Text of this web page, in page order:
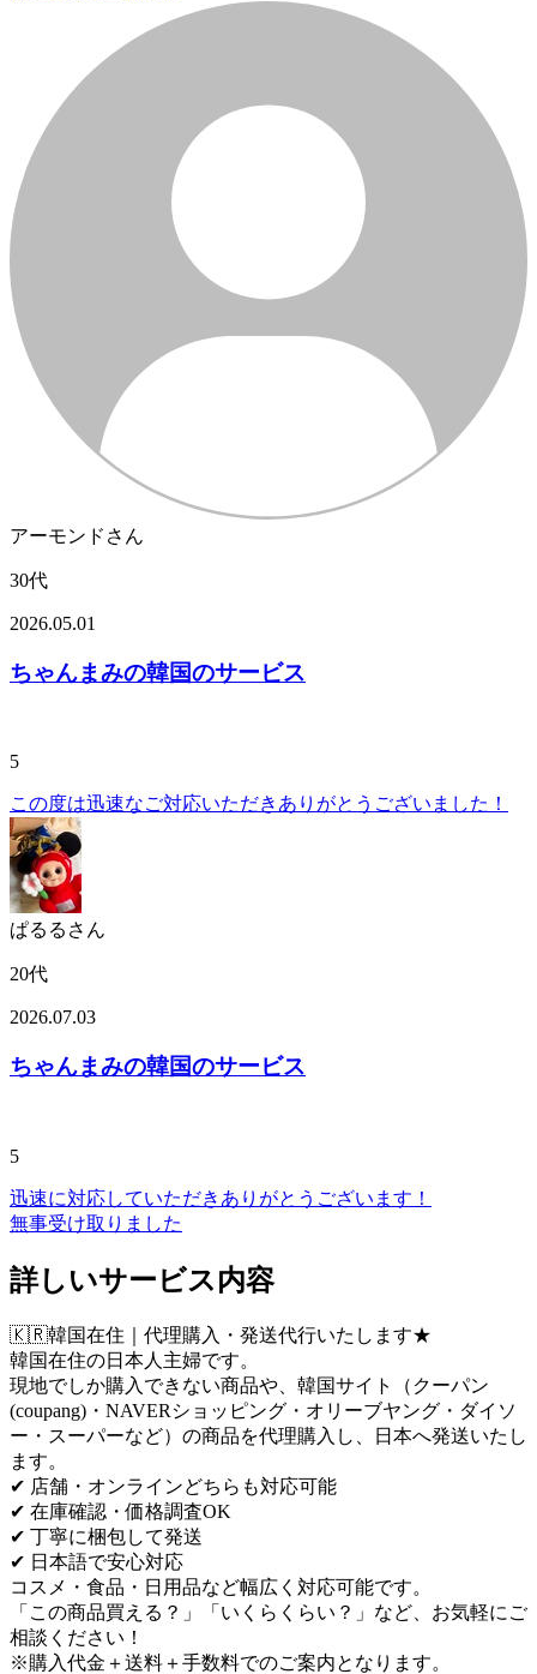
アーモンドさん
30代
2026.05.01
ちゃんまみの韓国のサービス
5
この度は迅速なご対応いただきありがとうございました！
ぱるるさん
20代
2026.07.03
ちゃんまみの韓国のサービス
5
迅速に対応していただきありがとうございます！
無事受け取りました
詳しいサービス内容
🇰🇷韓国在住｜代理購入・発送代行いたします★
韓国在住の日本人主婦です。
現地でしか購入できない商品や、韓国サイト（クーパン
(coupang)・NAVERショッピング・オリーブヤング・ダイソ
ー・スーパーなど）の商品を代理購入し、日本へ発送いたし
ます。
✔ 店舗・オンラインどちらも対応可能
✔ 在庫確認・価格調査OK
✔ 丁寧に梱包して発送
✔ 日本語で安心対応
コスメ・食品・日用品など幅広く対応可能です。
「この商品買える？」「いくらくらい？」など、お気軽にご
相談ください！
※購入代金＋送料＋手数料でのご案内となります。